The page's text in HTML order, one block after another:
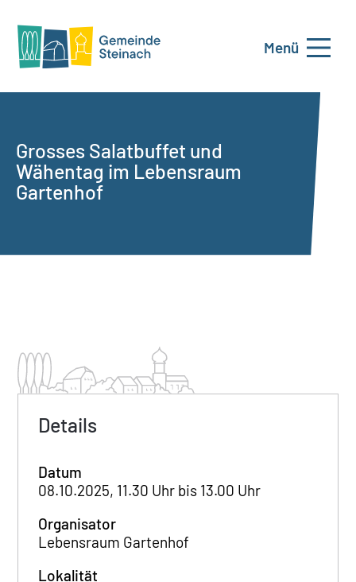
Menü
Grosses Salatbuffet und
Wähentag im Lebensraum
Gartenhof
Details
Datum
08.10.2025, 11.30 Uhr bis 13.00 Uhr
Organisator
Lebensraum Gartenhof
Lokalität